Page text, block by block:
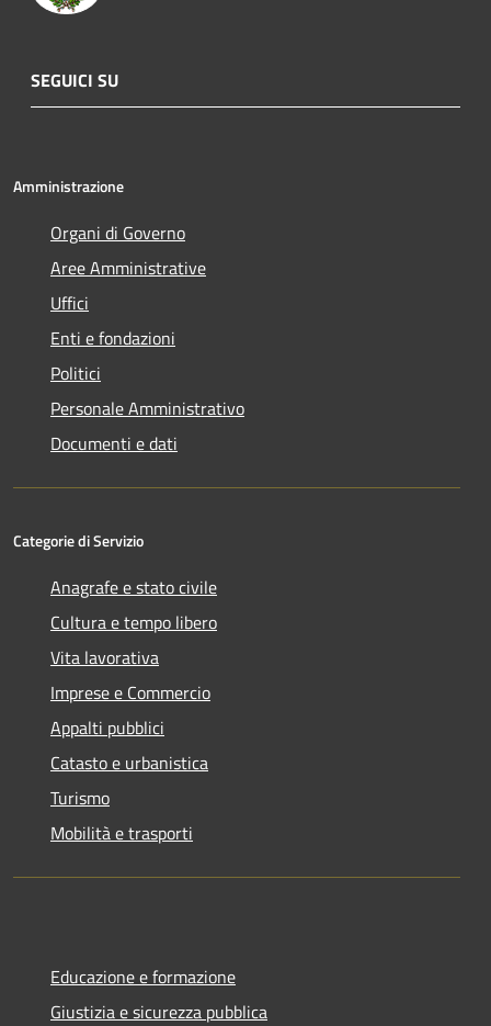
SEGUICI SU
Amministrazione
Organi di Governo
Aree Amministrative
Uffici
Enti e fondazioni
Politici
Personale Amministrativo
Documenti e dati
Categorie di Servizio
Anagrafe e stato civile
Cultura e tempo libero
Vita lavorativa
Imprese e Commercio
Appalti pubblici
Catasto e urbanistica
Turismo
Mobilità e trasporti
Educazione e formazione
Giustizia e sicurezza pubblica